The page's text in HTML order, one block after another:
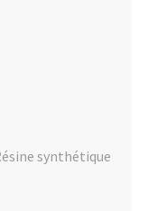
synthétique